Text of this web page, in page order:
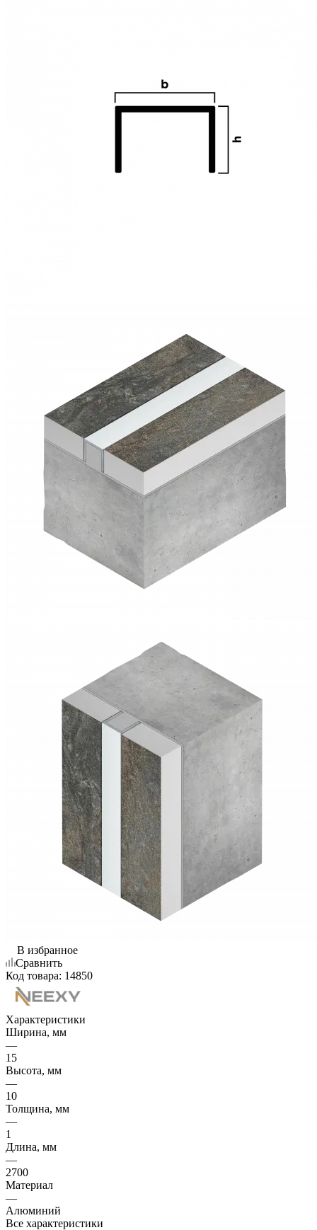
В избранное
Сравнить
Код товара: 14850
Характеристики
Ширина, мм
—
15
Высота, мм
—
10
Толщина, мм
—
1
Длина, мм
—
2700
Материал
—
Алюминий
Все характеристики